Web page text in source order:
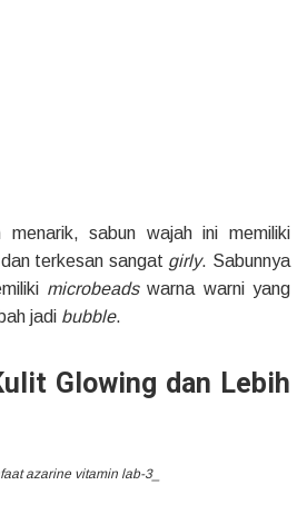
sabun wajah ini memiliki
terkesan sangat girly. Sabunnya
microbeadswarna warni yang
jadi bubble.
Glowing dan Lebih